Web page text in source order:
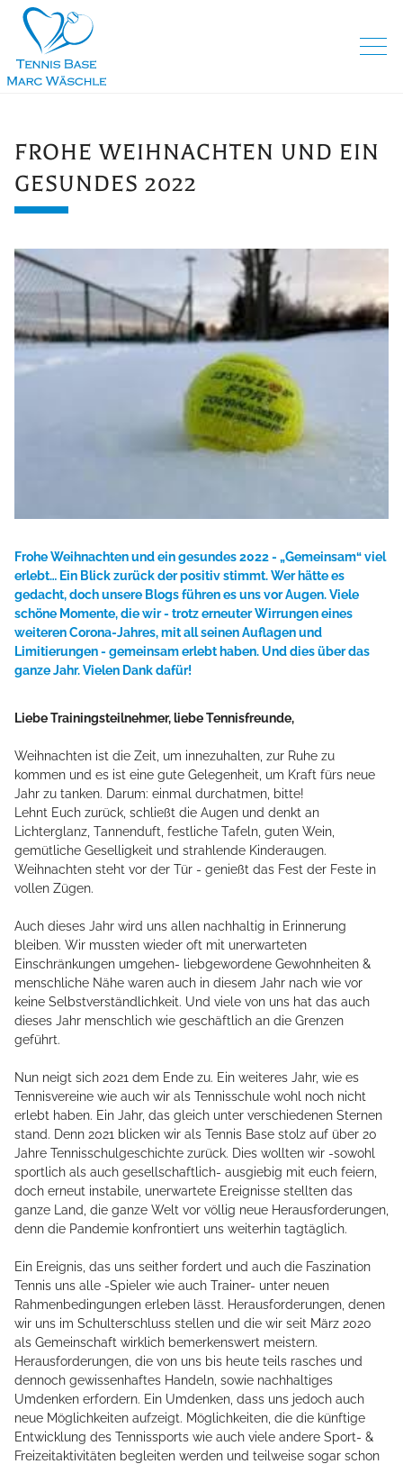
ÜBER MICH
TMBW CAMPUS
LEISTUNGSSPEKTRUM
FROHE WEIHNACHTEN UND EIN
GESUNDES 2022
Frohe Weihnachten und ein gesundes 2022 - „Gemeinsam“ viel
erlebt… Ein Blick zurück der positiv stimmt. Wer hätte es
gedacht, doch unsere Blogsführen es uns vor Augen. Viele
schöne Momente, die wir - trotz erneuter Wirrungeneines
weiteren Corona-Jahres, mit all seinen Auflagen und
Limitierungen - gemeinsamerlebt haben. Und dies über das
ganze Jahr. Vielen Dank dafür!
Liebe Trainingsteilnehmer, liebe Tennisfreunde,
Weihnachten ist die Zeit, um innezuhalten, zur Ruhe zu
kommen und es ist eine gute Gelegenheit, um Kraft fürs neue
Jahr zu tanken. Darum: einmal durchatmen, bitte!
Lehnt Euch zurück, schließt die Augen und denkt an
Lichterglanz, Tannenduft, festliche Tafeln, guten Wein,
gemütliche Geselligkeit und strahlende Kinderaugen.
Weihnachten steht vor der Tür - genießt das Fest der Feste in
vollen Zügen.
Auch dieses Jahr wird uns allen nachhaltig in Erinnerung
bleiben. Wir mussten wieder oft mit unerwarteten
Einschränkungen umgehen- liebgewordene Gewohnheiten &
menschliche Nähe waren auch in diesem Jahr nach wie vor
keine Selbstverständlichkeit. Und viele von uns hat das auch
dieses Jahr menschlich wie geschäftlich an die Grenzen
geführt.
Nun neigt sich 2021 dem Ende zu. Ein weiteres Jahr, wie es
Tennisvereine wie auch wir als Tennisschule wohl noch nicht
erlebt haben. Ein Jahr, das gleich unter verschiedenen Sternen
stand. Denn 2021 blicken wir als Tennis Base stolz auf über 20
Jahre Tennisschulgeschichte zurück. Dies wollten wir -sowohl
sportlich als auch gesellschaftlich- ausgiebig mit euch feiern,
doch erneut instabile, unerwartete Ereignisse stellten das
ganze Land, die ganze Welt vor völlig neue Herausforderungen,
denn die Pandemie konfrontiert uns weiterhin tagtäglich.
Ein Ereignis, das uns seither fordert und auch die Faszination
Tennis uns alle -Spieler wie auch Trainer- unter neuen
Rahmenbedingungen erleben lässt. Herausforderungen, denen
wir uns im Schulterschluss stellen und die wir seit März 2020
als Gemeinschaft wirklich bemerkenswert meistern.
Herausforderungen, die von uns bis heute teils rasches und
dennoch gewissenhaftes Handeln, sowie nachhaltiges
Umdenken erfordern. Ein Umdenken, dass uns jedoch auch
neue Möglichkeiten aufzeigt. Möglichkeiten, die die künftige
Entwicklung des Tennissports wie auch viele andere Sport- &
Freizeitaktivitäten begleiten werden und teilweise sogar schon